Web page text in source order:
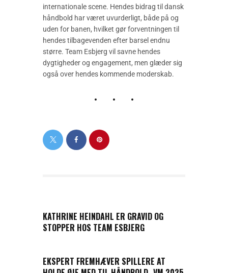
internationale scene. Hendes bidrag til dansk
håndbold har været uvurderligt, både på og
uden for banen, hvilket gør forventningen til
hendes tilbagevenden efter barsel endnu
større. Team Esbjerg vil savne hendes
dygtigheder og engagement, men glæder sig
også over hendes kommende moderskab.
KATHRINE HEINDAHL ER GRAVID OG
STOPPER HOS TEAM ESBJERG
EKSPERT FREMHÆVER SPILLERE AT